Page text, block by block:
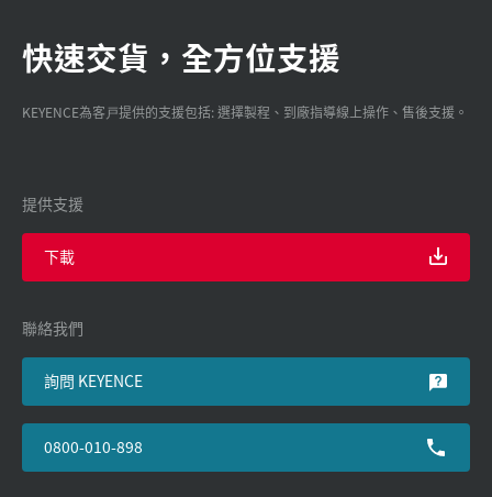
快速交貨，全方位支援
KEYENCE為客戸提供的支援包括: 選擇製程、到廠指導線上操作、售後支援。
提供支援
下載
聯絡我們
詢問 KEYENCE
0800-010-898